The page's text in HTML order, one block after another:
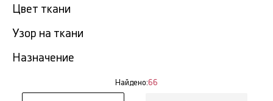
Показать все
Цвет ткани
Узор на ткани
Назначение
Найдено:66